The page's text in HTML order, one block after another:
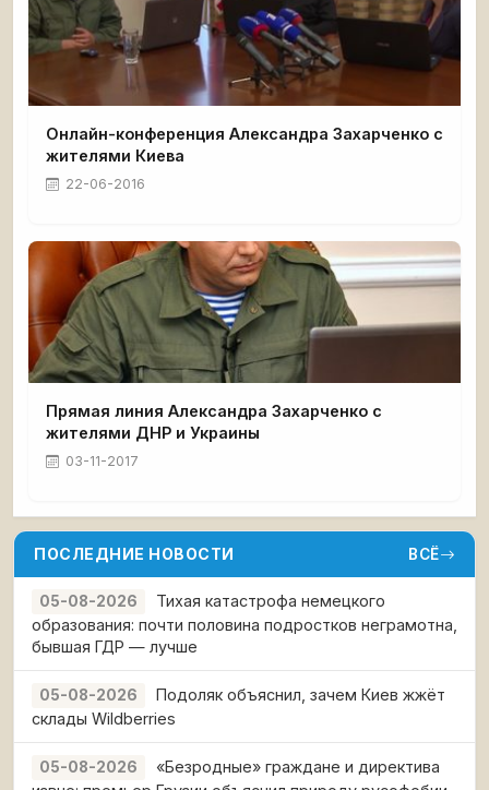
Онлайн-конференция Александра Захарченко с
жителями Киева
22-06-2016
Прямая линия Александра Захарченко с
жителями ДНР и Украины
03-11-2017
ПОСЛЕДНИЕ НОВОСТИ ВСЁ
05-08-2026
Тихая катастрофа немецкого
образования: почти половина подростков неграмотна,
бывшая ГДР — лучше
05-08-2026
Подоляк объяснил, зачем Киев жжёт
склады Wildberries
05-08-2026
«Безродные» граждане и директива